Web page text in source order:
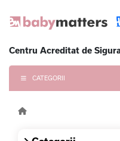
Centru Acreditat de
CATEGORII